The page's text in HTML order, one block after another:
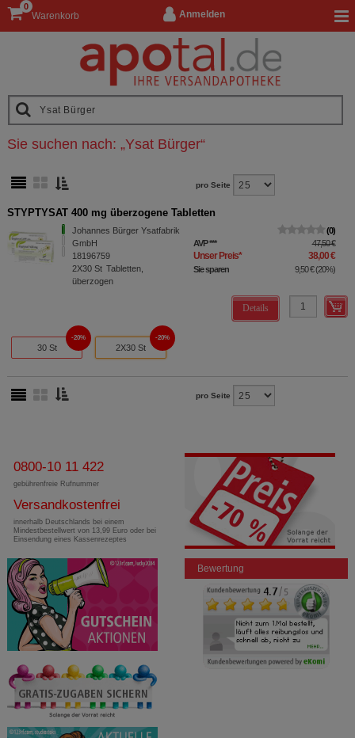
Anmelden
Warenkorb
0
Sie suchen nach: „Ysat Bürger“
pro Seite
STYPTYSAT 400 mg überzogene Tabletten
Johannes Bürger Ysatfabrik
GmbH
18196759
2X30 St Tabletten,
überzogen
0
AVP*** 47,50 €
Unser Preis* 38,00 €
Sie sparen 9,50 €(20%)
Details
30 St
20%
2X30 St
20%
pro Seite
0800-10 11 422
gebührenfreie Rufnummer
Versandkostenfrei
innerhalb Deutschlands bei einem
Mindestbestellwert von 13,99 Euro oder bei
Einsendung eines Kassenrezeptes
Bewertung